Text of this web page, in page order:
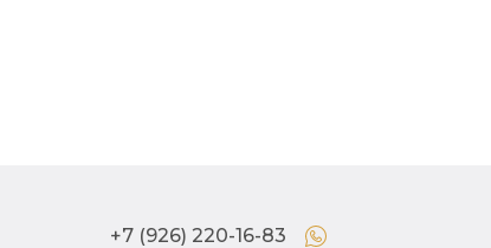
+7 (926) 220-16-83